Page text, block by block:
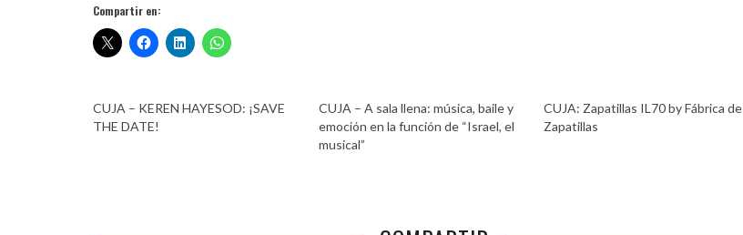
Compartir en:
CUJA – KEREN HAYESOD: ¡SAVE
THE DATE!
CUJA – A sala llena: música, baile y
emoción en la función de “Israel, el
musical”
CUJA: Zapatillas IL70 by Fábrica de
Zapatillas